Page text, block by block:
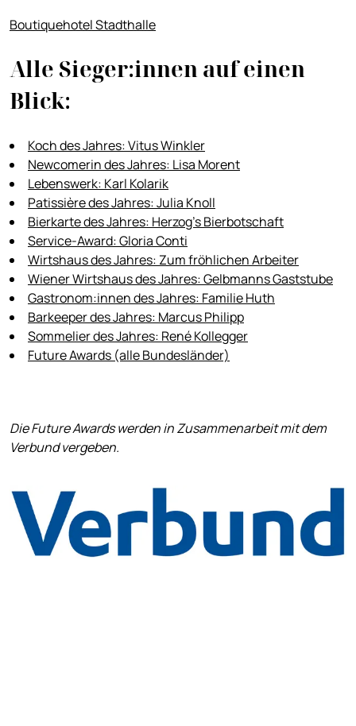
Boutiquehotel Stadthalle
Alle Sieger:innen auf einen
Blick:
Koch des Jahres: Vitus Winkler
Newcomerin des Jahres: Lisa Morent
Lebenswerk: Karl Kolarik
Patissière des Jahres: Julia Knoll
Bierkarte des Jahres: Herzog’s Bierbotschaft
Service-Award: Gloria Conti
Wirtshaus des Jahres: Zum fröhlichen Arbeiter
Wiener Wirtshaus des Jahres: Gelbmanns Gaststube
Gastronom:innen des Jahres: Familie Huth
Barkeeper des Jahres: Marcus Philipp
Sommelier des Jahres: René Kollegger
Future Awards (alle Bundesländer)
Die Future Awards werden in Zusammenarbeit mit dem
Verbund vergeben.